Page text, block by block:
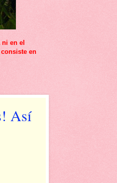
en el
en
Así